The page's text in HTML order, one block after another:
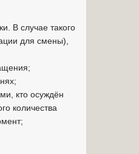
В случае такого
для смены),
кто осуждён
количества